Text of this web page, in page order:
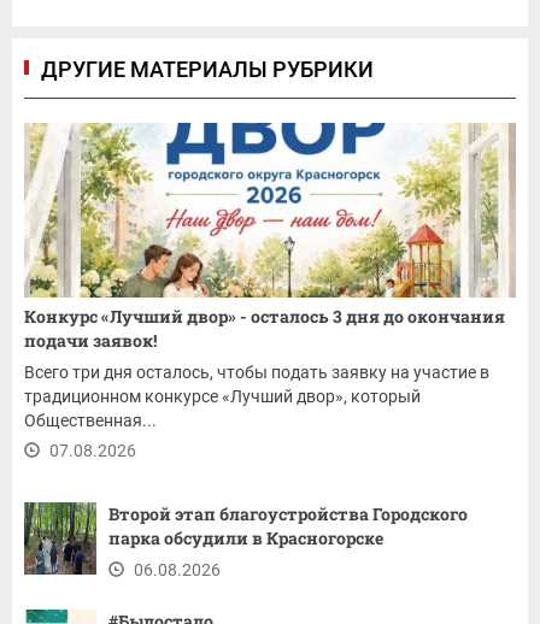
ДРУГИЕ МАТЕРИАЛЫ РУБРИКИ
Конкурс «Лучший двор» - осталось 3 дня до окончания
подачи заявок!
Всего три дня осталось, чтобы подать заявку на участие в
традиционном конкурсе «Лучший двор», который
Общественная...
07.08.2026
Второй этап благоустройства Городского
парка обсудили в Красногорске
06.08.2026